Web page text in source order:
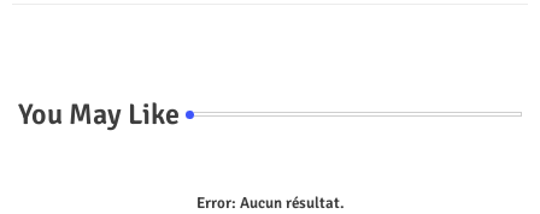
You May Like
Error: Aucun résultat.